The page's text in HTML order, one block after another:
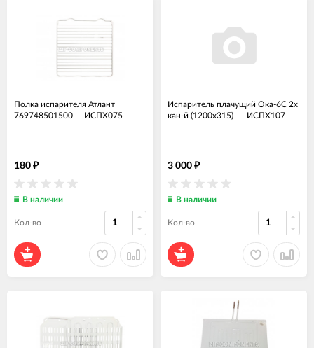
Полка испарителя Атлант
769748501500 — ИСПХ075
180 ₽
В наличии
Кол-во
Испаритель плачущий Ока-6С 2х
кан-й (1200х315) — ИСПХ107
3 000 ₽
В наличии
Кол-во